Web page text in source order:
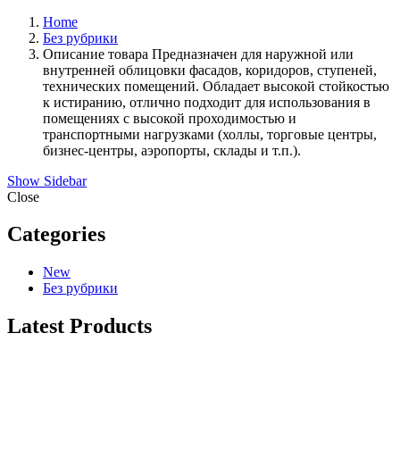
Home
Без рубрики
Описание товара Предназначен для наружной или
внутренней облицовки фасадов, коридоров, ступеней,
технических помещений. Обладает высокой стойкостью
к истиранию, отлично подходит для использования в
помещениях с высокой проходимостью и
транспортными нагрузками (холлы, торговые центры,
бизнес-центры, аэропорты, склады и т.п.).
Show Sidebar
Close
Categories
New
Без рубрики
Latest Products